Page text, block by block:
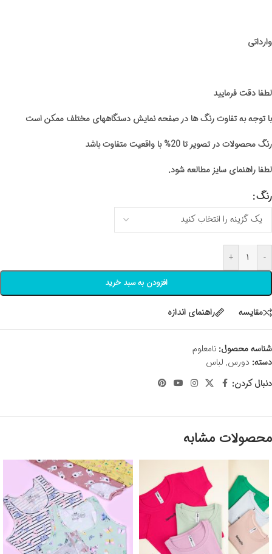
وارداتی
لطفا دقت فرمایید
با توجه به تفاوت رنگ ها در صفحه نمایش دستگاههای مختلف ممکن است
رنگ محصولات در تصویر تا 20% با واقعیت متفاوت باشد
لطفا راهنمای سایز مطالعه شود.
رنگ
-
+
افزودن به سبد خرید
مقايسه راهنمای اندازه
شناسه محصول: نامعلوم
دسته: دورس, لباس
دنبال کردن:
محصولات مشابه